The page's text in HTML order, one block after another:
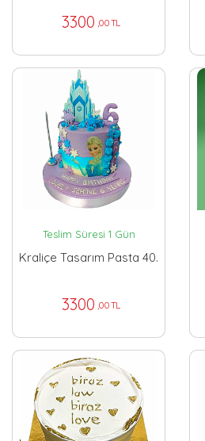
3300 ,00 TL
Teslim Süresi 1 Gün
Kraliçe Tasarım Pasta 40.
3300 ,00 TL